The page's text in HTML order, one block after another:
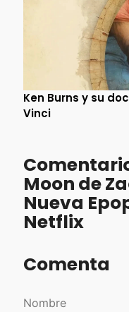
Ken Burns y su
Vinci
Moon de
Nueva
Netflix
Comenta